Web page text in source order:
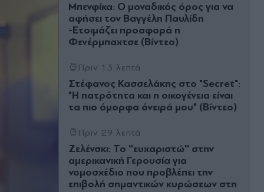
Μπενφίκα: Ο μοναδικός όρος για να
αφήσει τον Βαγγέλη Παυλίδη
-Ετοιμάζει προσφορά η
Φενέρμπαχτσε (Bίντεο)
Πριν 13 λεπτά
Στέφανος Κασσελάκης στο "Secret":
"Η πατρότητα και η οικογένεια είναι
τα πιο όµορφα όνειρά µου" (Βίντεο)
Πριν 29 λεπτά
Ζελένσκι: Το ''ευχαριστώ'' στην
αμερικανική Γερουσία για
νομοσχέδιο που προβλέπει την
επιβολή σημαντικών κυρώσεων στη